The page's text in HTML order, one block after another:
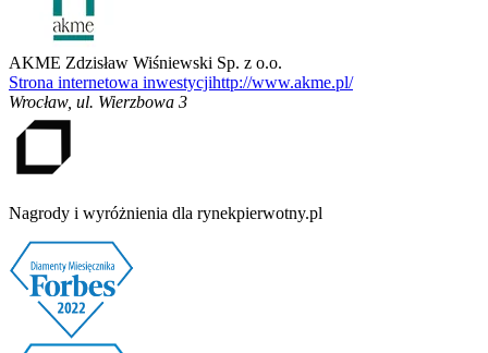
AKME Zdzisław Wiśniewski Sp. z o.o.
Strona internetowa inwestycjihttp://www.akme.pl/
Wrocław, ul. Wierzbowa 3
Nagrody i wyróżnienia dla rynekpierwotny.pl